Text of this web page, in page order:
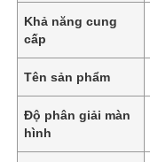
Khả năng cung
cấp
Tên sản phẩm
Độ phân giải màn
hình